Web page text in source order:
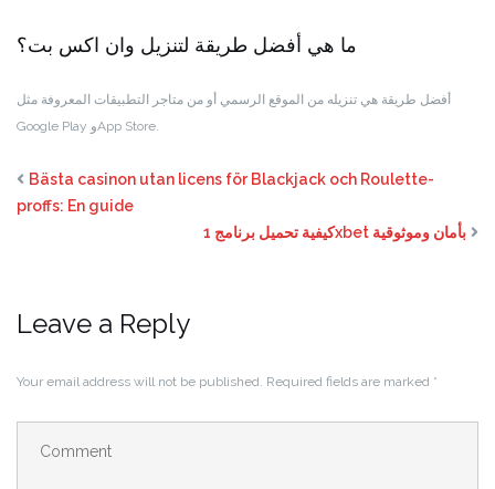
ما هي أفضل طريقة لتنزيل وان اكس بت؟
أفضل طريقة هي تنزيله من الموقع الرسمي أو من متاجر التطبيقات المعروفة مثل
Google Play وApp Store.
Bästa casinon utan licens för Blackjack och Roulette-
proffs: En guide
كيفية تحميل برنامج 1xbet بأمان وموثوقية
Leave a Reply
Your email address will not be published. Required fields are marked *